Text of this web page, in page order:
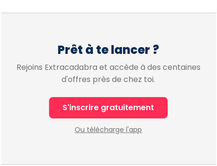
Prêt à te lancer ?
Rejoins Extracadabra et accède à des centaines
d'offres près de chez toi.
S'inscrire gratuitement
Ou télécharge l'app